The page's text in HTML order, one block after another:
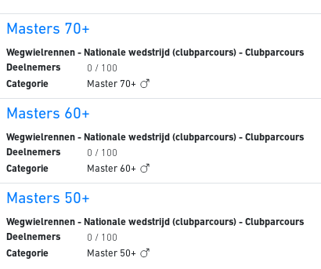
Masters 70+
Wegwielrennen - Nationale wedstrijd (clubparcours) - Clubparcours
Deelnemers
0 / 100
Categorie
Master 70+
Masters 60+
Wegwielrennen - Nationale wedstrijd (clubparcours) - Clubparcours
Deelnemers
0 / 100
Categorie
Master 60+
Masters 50+
Wegwielrennen - Nationale wedstrijd (clubparcours) - Clubparcours
Deelnemers
0 / 100
Categorie
Master 50+